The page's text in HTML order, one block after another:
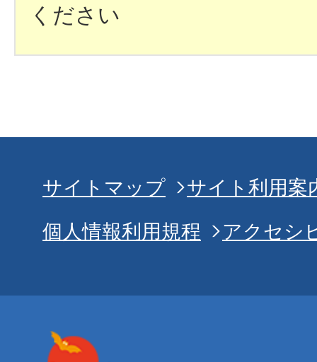
ください
サイトマップ
サイト利用案
個人情報利用規程
アクセシ